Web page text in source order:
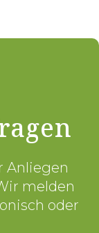
Anliegen
melden
oder